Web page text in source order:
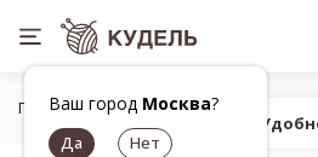
Ваш город Москва?
Главная Все для вязания
Попробуй!